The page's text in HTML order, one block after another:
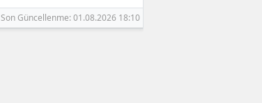
Son Güncellenme: 01.08.2026 18:10